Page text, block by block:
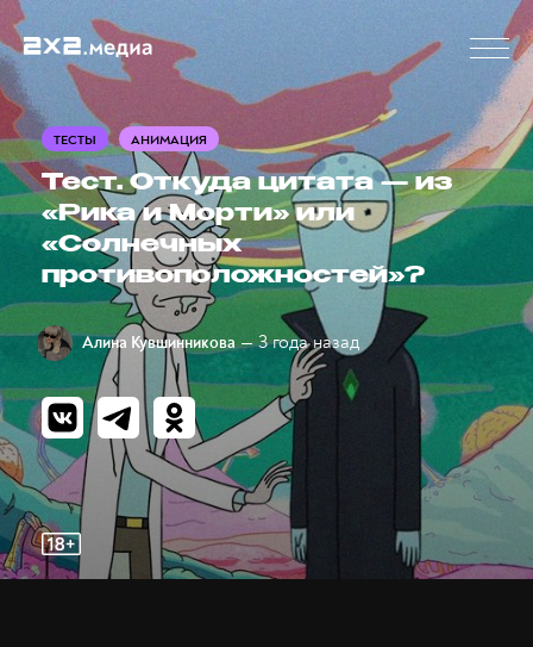
ТЕСТЫ АНИМАЦИЯ
Тест. Откуда цитата — из
«Рика и Морти» или
«Солнечных
противоположностей»?
Алина Кувшинникова — 3 года назад